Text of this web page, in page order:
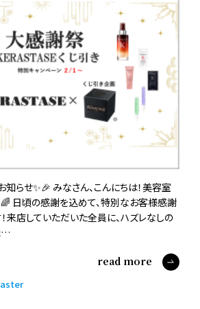
らせ✨🎉 みなさん、こんにちは！美容室
日頃の感謝を込めて、特別なお客様感謝
来店していただいた全員に、ハズレなしの
…
read more